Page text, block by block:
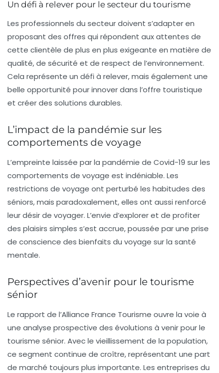
Un défi à relever pour le secteur du tourisme
Les professionnels du secteur doivent s’adapter en
proposant des offres qui répondent aux attentes de
cette clientèle de plus en plus exigeante en matière de
qualité, de sécurité et de respect de l’environnement.
Cela représente un défi à relever, mais également une
belle opportunité pour innover dans l’offre touristique
et créer des solutions durables.
L’impact de la pandémie sur les
comportements de voyage
L’empreinte laissée par la pandémie de Covid-19 sur les
comportements de voyage est indéniable. Les
restrictions de voyage ont perturbé les habitudes des
séniors, mais paradoxalement, elles ont aussi renforcé
leur désir de voyager. L’envie d’explorer et de profiter
des plaisirs simples s’est accrue, poussée par une prise
de conscience des bienfaits du voyage sur la santé
mentale.
Perspectives d’avenir pour le tourisme
sénior
Le rapport de l’Alliance France Tourisme ouvre la voie à
une analyse prospective des évolutions à venir pour le
tourisme sénior. Avec le vieillissement de la population,
ce segment continue de croître, représentant une part
de marché toujours plus importante. Les entreprises du